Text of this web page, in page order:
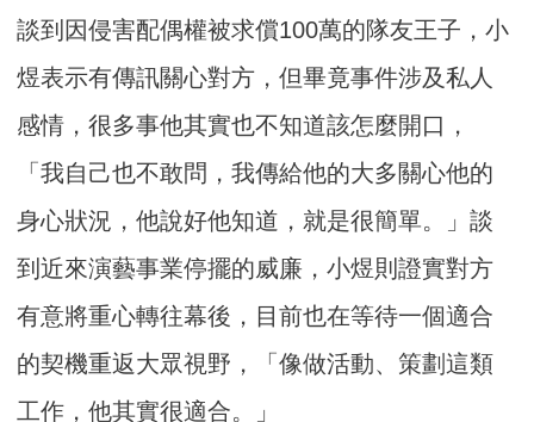
談到因侵害配偶權被求償100萬的隊友王子，小
煜表示有傳訊關心對方，但畢竟事件涉及私人
感情，很多事他其實也不知道該怎麼開口，
「我自己也不敢問，我傳給他的大多關心他的
身心狀況，他說好他知道，就是很簡單。」談
到近來演藝事業停擺的威廉，小煜則證實對方
有意將重心轉往幕後，目前也在等待一個適合
的契機重返大眾視野，「像做活動、策劃這類
工作，他其實很適合。」